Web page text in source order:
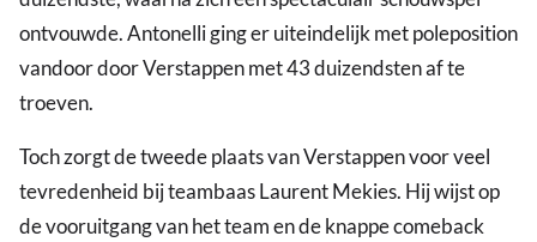
ontvouwde. Antonelli ging er uiteindelijk met poleposition
vandoor door Verstappen met 43 duizendsten af te
troeven.
Toch zorgt de tweede plaats van Verstappen voor veel
tevredenheid bij teambaas Laurent Mekies. Hij wijst op
de vooruitgang van het team en de knappe comeback